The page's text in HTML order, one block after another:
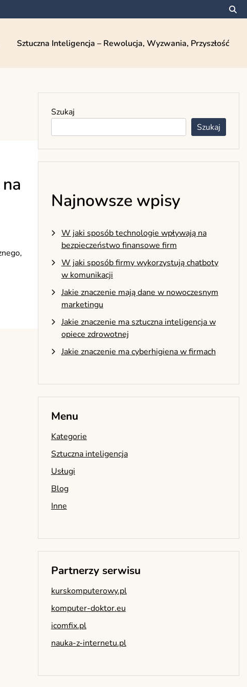
Sztuczna Inteligencja – Rewolucja, Wyzwania, Przyszłość
Szukaj
Szukaj
Najnowsze wpisy
W jaki sposób technologie wpływają na
bezpieczeństwo finansowe firm
W jaki sposób firmy wykorzystują chatboty
w komunikacji
Jakie znaczenie mają dane w nowoczesnym
marketingu
Jakie znaczenie ma sztuczna inteligencja w
opiece zdrowotnej
Jakie znaczenie ma cyberhigiena w firmach
Menu
Kategorie
Sztuczna inteligencja
Usługi
Blog
Inne
Partnerzy serwisu
kurskomputerowy.pl
komputer-doktor.eu
icomfix.pl
nauka-z-internetu.pl